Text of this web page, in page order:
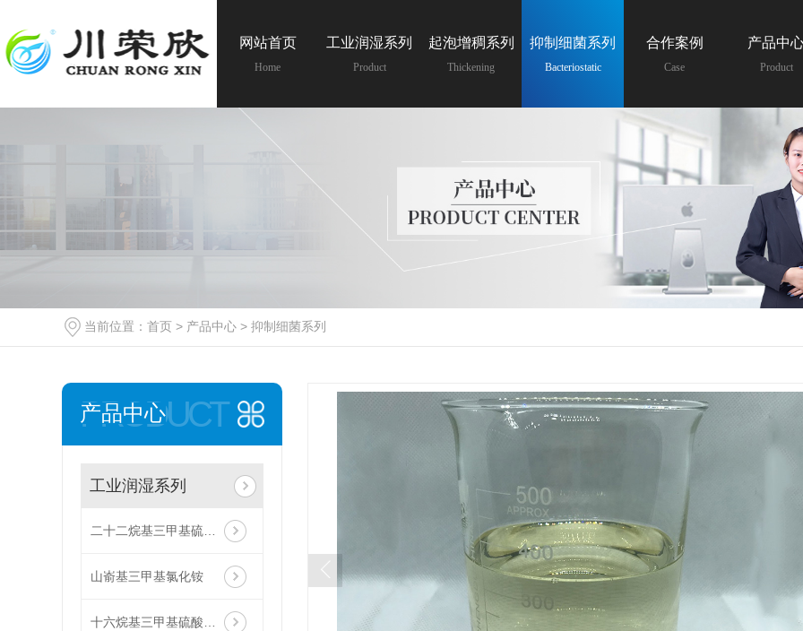
网站首页
Home
工业润湿系列
Product
起泡增稠系列
Thickening
抑制细菌系列
Bacteriostatic
合作案例
Case
产品中
Product
当前位置： 首页 > 产品中心 > 抑制细菌系列
PRODUCT
产品中心
工业润湿系列
二十二烷基三甲基硫酸甲酯铵
山嵛基三甲基氯化铵
十六烷基三甲基硫酸甲酯铵